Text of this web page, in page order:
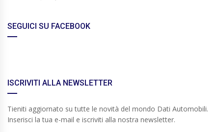
SEGUICI SU FACEBOOK
ISCRIVITI ALLA NEWSLETTER
Tieniti aggiornato su tutte le novità del mondo Dati Automobili.
Inserisci la tua e-mail e iscriviti alla nostra newsletter.